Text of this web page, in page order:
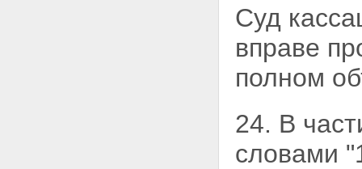
Суд
вправе
полном
24. В
словами